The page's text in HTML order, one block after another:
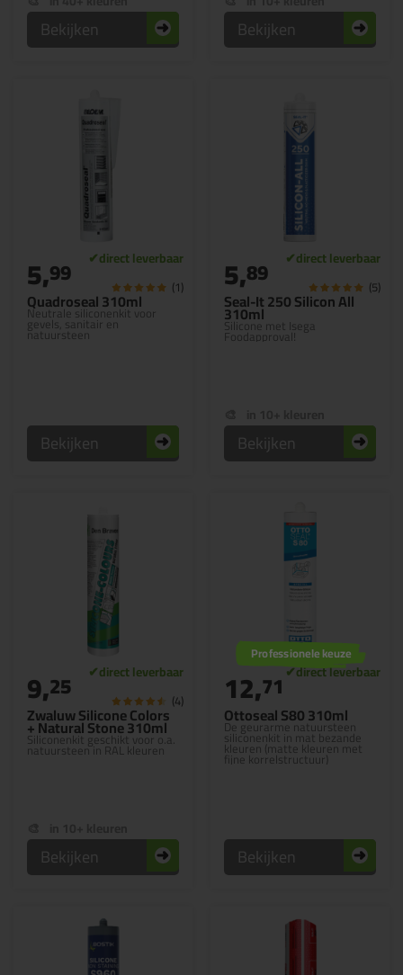
Bekijken Bekijken
Quadroseal 310ml
Neutrale siliconenkit voor
gevels, sanitair en
natuursteen
5,99 (1)
Bekijken
Seal-It 250 Silicon All
310ml
Silicone met Isega
Foodapproval!
5,89 (5)
Bekijken
Zwaluw Silicone Colors
+ Natural Stone 310ml
Siliconenkit geschikt voor o.a.
natuursteen in RAL kleuren
9,25 (4)
Bekijken
Ottoseal S80 310ml
De geurarme natuursteen
siliconenkit in mat bezande
kleuren (matte kleuren met
fijne korrelstructuur)
Professionele keuze
12,71
Bekijken